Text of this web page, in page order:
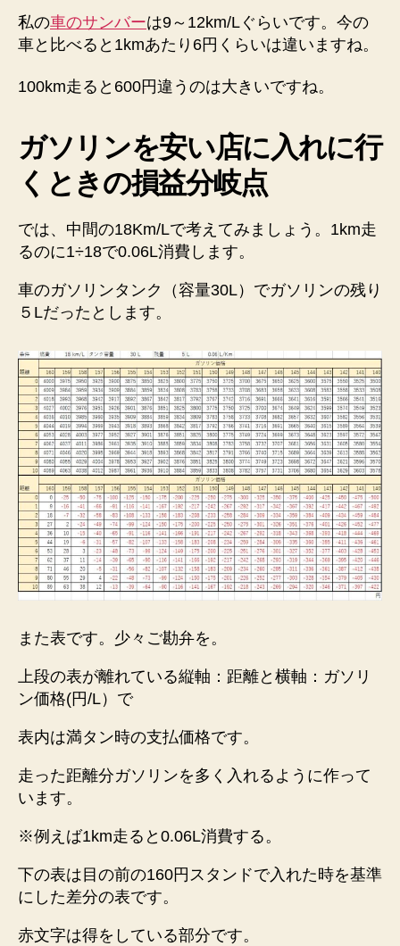
私の車のサンバーは9～12km/Lぐらいです。今の
車と比べると1kmあたり6円くらいは違いますね。
100km走ると600円違うのは大きいですね。
ガソリンを安い店に入れに行
くときの損益分岐点
では、中間の18Km/Lで考えてみましょう。1km走
るのに1÷18で0.06L消費します。
車のガソリンタンク（容量30L）でガソリンの残り
５Lだったとします。
また表です。少々ご勘弁を。
上段の表が離れている縦軸：距離と横軸：ガソリ
ン価格(円/L）で
表内は満タン時の支払価格です。
走った距離分ガソリンを多く入れるように作って
います。
※例えば1km走ると0.06L消費する。
下の表は目の前の160円スタンドで入れた時を基準
にした差分の表です。
赤文字は得をしている部分です。